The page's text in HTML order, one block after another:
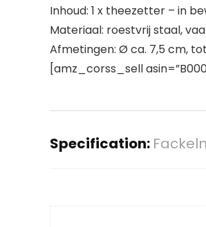
Inhoud: 1 x theezetter – in
Materiaal: roestvrij staal,
Afmetingen: Ø ca. 7,5 cm,
[amz_corss_sell
Specification: